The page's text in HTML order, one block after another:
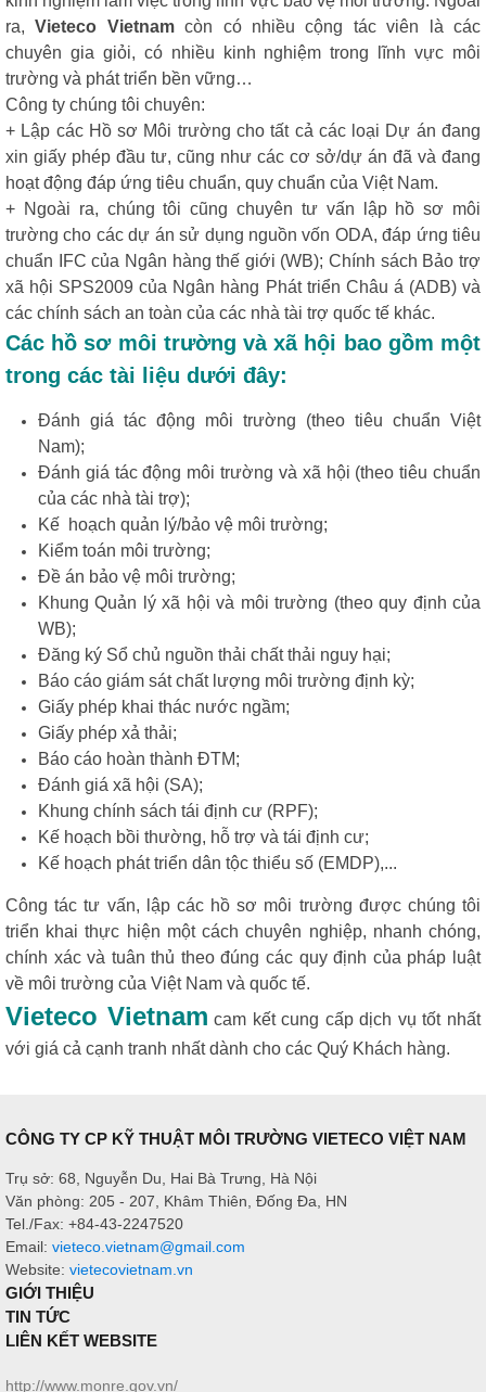
ra,Vieteco Vietnamcòn có nhiều cộng tác viên là các
chuyên gia giỏi, có nhiều kinh nghiệm trong lĩnh vực môi
trường và phát triển bền vững…
Công ty chúng tôi chuyên:
+ Lập các Hồ sơ Môi trường cho tất cả các loại Dự án đang
xin giấy phép đầu tư, cũng như các cơ sở/dự án đã và đang
hoạt động đáp ứng tiêu chuẩn, quy chuẩn của Việt Nam.
+ Ngoài ra, chúng tôi cũng chuyên tư vấn lập hồ sơ môi
trường cho các dự án sử dụng nguồn vốn ODA, đáp ứng tiêu
chuẩn IFC của Ngân hàng thế giới (WB); Chính sách Bảo trợ
xã hội SPS2009 của Ngân hàng Phát triển Châu á (ADB) và
các chính sách an toàn của các nhà tài trợ quốc tế khác.
Các hồ sơ môi trường và xã hội bao gồm một
trong các tài liệu dưới đây:
Đánh giá tác động môi trường (theo tiêu chuẩn Việt
Nam);
Đánh giá tác động môi trường và xã hội (theo tiêu chuẩn
của các nhà tài trợ);
Kế hoạch quản lý/bảo vệ môi trường;
Kiểm toán môi trường;
Đề án bảo vệ môi trường;
Khung Quản lý xã hội và môi trường (theo quy định của
WB);
Đăng ký Sổ chủ nguồn thải chất thải nguy hại;
Báo cáo giám sát chất lượng môi trường định kỳ;
Giấy phép khai thác nước ngầm;
Giấy phép xả thải;
Báo cáo hoàn thành ĐTM;
Đánh giá xã hội (SA);
Khung chính sách tái định cư (RPF);
Kế hoạch bồi thường, hỗ trợ và tái định cư;
Kế hoạch phát triển dân tộc thiểu số (EMDP),...
Công tác tư vấn, lập các hồ sơ môi trường được chúng tôi
triển khai thực hiện một cách chuyên nghiệp, nhanh chóng,
chính xác và tuân thủ theo đúng các quy định của pháp luật
về môi trường của Việt Nam và quốc tế.
Vieteco Vietnam cam kết cung cấp dịch vụ tốt nhất
với giá cả cạnh tranh nhất dành cho các Quý Khách hàng.
CÔNG TY CP KỸ THUẬT MÔI TRƯỜNG VIETECO VIỆT NAM
Trụ sở: 68, Nguyễn Du, Hai Bà Trưng, Hà Nội
Văn phòng: 205 - 207, Khâm Thiên, Đống Đa, HN
Tel./Fax: +84-43-2247520
Email: vieteco.vietnam@gmail.com
Website: vietecovietnam.vn
GIỚI THIỆU
TIN TỨC
LIÊN KẾT WEBSITE
http://www.monre.gov.vn/